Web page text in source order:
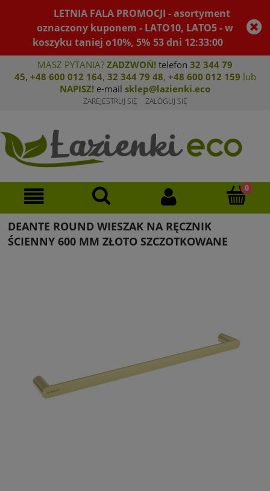
LETNIA FALA PROMOCJI - asortyment
oznaczony kuponem - LATO10, LATO5 - w
koszyku taniej o10%, 5% 53dni 12:33:00
MASZ PYTANIA? ZADZWOŃ! telefon 32 344 79
45, +48 600 012 164, 32 344 79 48, +48 600 012 159 lub
NAPISZ! e-mail sklep@lazienki.eco
ZAREJESTRUJ SIĘ ZALOGUJ SIĘ
DEANTE ROUND WIESZAK NA RĘCZNIK
ŚCIENNY 600 MM ZŁOTO SZCZOTKOWANE